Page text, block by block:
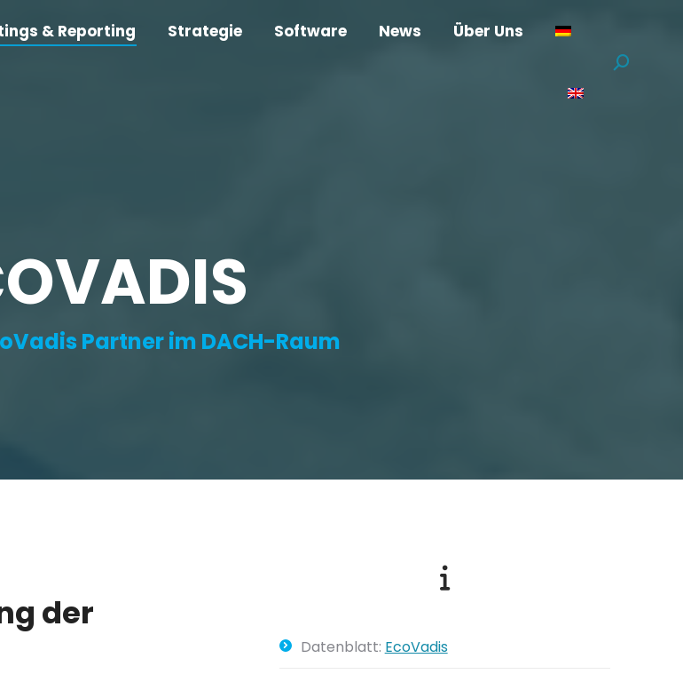
& Reporting Strategie Software News Über Uns
Suchen:
Partner im DACH-Raum
der
Datenblatt: EcoVadis